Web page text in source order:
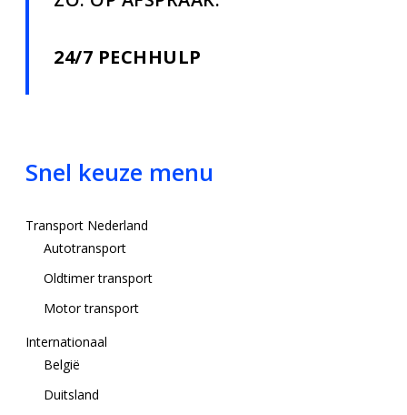
24/7 PECHHULP
Snel keuze menu
Transport Nederland
Autotransport
Oldtimer transport
Motor transport
Internationaal
België
Duitsland